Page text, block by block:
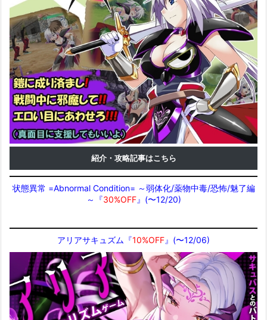
紹介・攻略記事はこちら
状態異常 =Abnormal Condition= ～弱体化/薬物中毒/恐怖/魅了編
～『30%OFF』(〜12/20)
アリアサキュズム『10%OFF』(〜12/06)